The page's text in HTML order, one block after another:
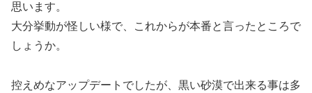
思います。
大分挙動が怪しい様で、これからが本番と言ったところで
しょうか。
控えめなアップデートでしたが、黒い砂漠で出来る事は多